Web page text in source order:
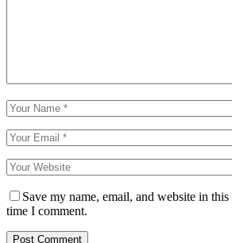
Save my name, email, and website in
time I comment.